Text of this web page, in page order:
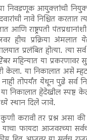
निवडणूक आयुक्तांची
नावे निश्चित करतात
आणि राष्ट्रपती
हीच प्रक्रिया
प्रलंबित होत्या. त्या
महिन्यात या
केला. या निकालात
तोपर्यंत येथून पुढे सर्व
या निकालात हेदेखील
स्थान दिले जावे.
करावी तर प्रश्न असा
फायदा आजवरच्या